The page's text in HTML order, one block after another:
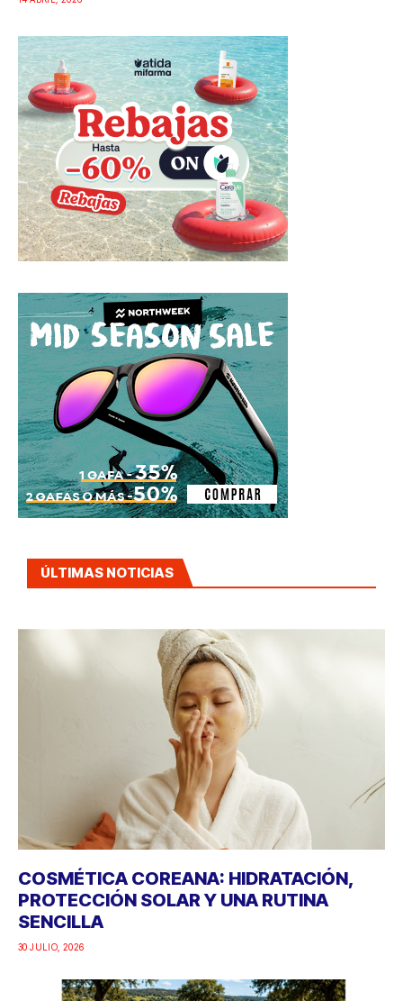
ÚLTIMAS NOTICIAS
COSMÉTICA COREANA: HIDRATACIÓN,
PROTECCIÓN SOLAR Y UNA RUTINA
SENCILLA
30 JULIO, 2026